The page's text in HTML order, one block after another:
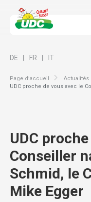
Page d’accueil Actualités
UDC proche de vous avec le
DE FR IT
UDC
Conseiller
Schmid, le
Mike Egger